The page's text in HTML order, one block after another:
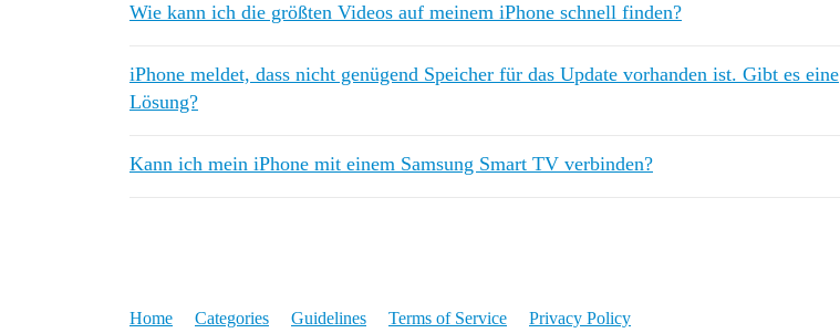
Wie kann ich die größten Videos auf meinem iPhone schnell finden?
iPhone meldet, dass nicht genügend Speicher für das Update vorhanden ist. Gibt es eine
Lösung?
Kann ich mein iPhone mit einem Samsung Smart TV verbinden?
Home Categories Guidelines Terms of Service Privacy Policy